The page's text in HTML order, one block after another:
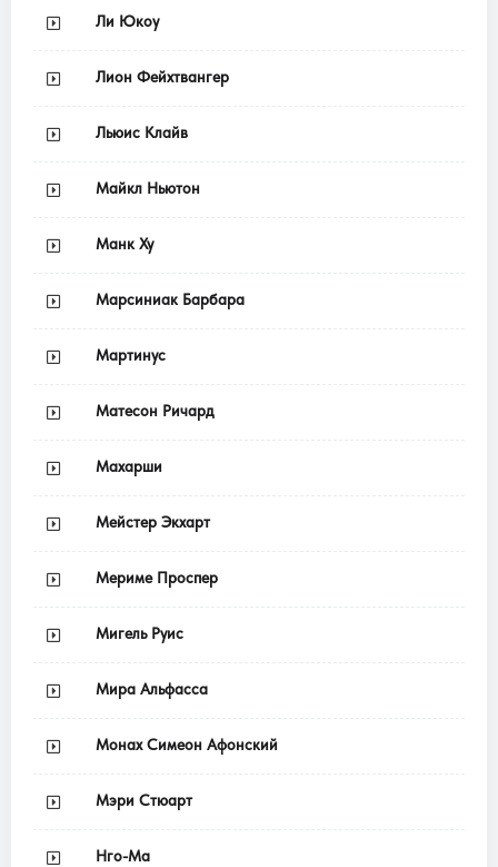
Ли Юкоу
Лион Фейхтвангер
Льюис Клайв
Майкл Ньютон
Манк Ху
Марсиниак Барбара
Мартинус
Матесон Ричард
Махарши
Мейстер Экхарт
Мериме Проспер
Мигель Руис
Мира Альфасса
Монах Симеон Афонский
Мэри Стюарт
Нго-Ма